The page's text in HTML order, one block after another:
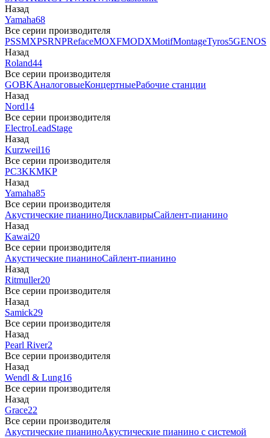
Назад
Yamaha68
Все серии производителя
PSSMXPSRNPRefaceMOXFMODXMotifMontageTyros5GENOS
Назад
Roland44
Все серии производителя
GOBKАналоговыеКонцертныеРабочие станции
Назад
Nord14
Все серии производителя
ElectroLeadStage
Назад
Kurzweil16
Все серии производителя
PC3KKMKP
Назад
Yamaha85
Все серии производителя
Акустические пианиноДисклавирыСайлент-пианино
Назад
Kawai20
Все серии производителя
Акустические пианиноСайлент-пианино
Назад
Ritmuller20
Все серии производителя
Назад
Samick29
Все серии производителя
Назад
Pearl River2
Все серии производителя
Назад
Wendl & Lung16
Все серии производителя
Назад
Grace22
Все серии производителя
Акустические пианиноАкустические пианино с системой